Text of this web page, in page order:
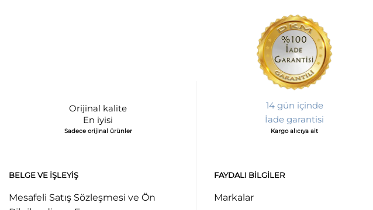
Orijinal kalite
En iyisi
Sadece orijinal ürünler
14 gün içinde
İade garantisi
Kargo alıcıya ait
BELGE VE İŞLEYIŞ
Mesafeli Satış Sözleşmesi ve Ön
FAYDALI BILGILER
Markalar